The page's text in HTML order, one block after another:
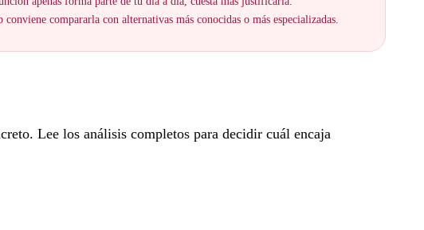
conviene compararla con alternativas más conocidas o más especializadas.
Lee los análisis completos para decidir cuál encaja